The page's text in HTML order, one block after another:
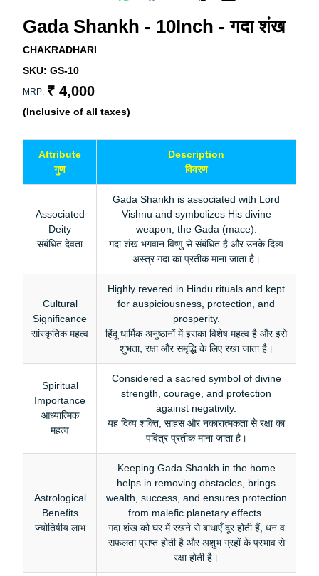
Gada Shankh - 10Inch - गदा शंख
CHAKRADHARI
SKU: GS-10
MRP: ₹ 4,000
(Inclusive of all taxes)
Attribute
गुण
Description
विवरण
Associated
Deity
संबंधित देवता
Gada Shankh is associated with Lord
Vishnu and symbolizes His divine
weapon, the Gada (mace).
गदा शंख भगवान विष्णु से संबंधित है और उनके दिव्य
अस्त्र गदा का प्रतीक माना जाता है।
Cultural
Significance
सांस्कृतिक महत्व
Highly revered in Hindu rituals and kept
for auspiciousness, protection, and
prosperity.
हिंदू धार्मिक अनुष्ठानों में इसका विशेष महत्व है और इसे
शुभता, रक्षा और समृद्धि के लिए रखा जाता है।
Spiritual
Importance
आध्यात्मिक
महत्व
Considered a sacred symbol of divine
strength, courage, and protection
against negativity.
यह दिव्य शक्ति, साहस और नकारात्मकता से रक्षा का
पवित्र प्रतीक माना जाता है।
Astrological
Benefits
ज्योतिषीय लाभ
Keeping Gada Shankh in the home
helps in removing obstacles, brings
wealth, success, and ensures protection
from malefic planetary effects.
गदा शंख को घर में रखने से बाधाएँ दूर होती हैं, धन व
सफलता प्राप्त होती है और अशुभ ग्रहों के प्रभाव से
रक्षा होती है।